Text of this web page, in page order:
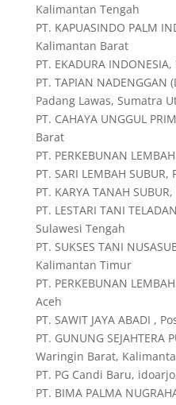
Kalimantan Tengah
PT. KAPUASINDO PALM
Kalimantan Barat
PT. EKADURA
PT. TAPIAN NADENGGAN
Padang Lawas, Sumatra
PT. CAHAYA UNGGUL
Barat
PT. PERKEBUNAN
PT. SARI LEMBAH
PT. KARYA TANAH
PT. LESTARI TANI
Sulawesi Tengah
PT. SUKSES TANI
Kalimantan Timur
PT. PERKEBUNAN
Aceh
PT. SAWIT JAYA ABADI ,
PT. GUNUNG SEJAHTERA
Waringin Barat,
PT. PG Candi Baru,
PT. BIMA PALMA